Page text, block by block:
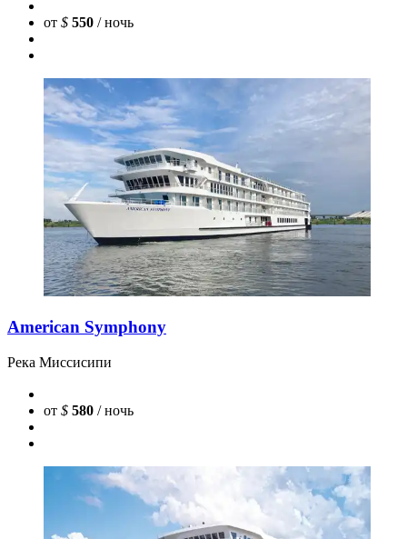
от $ 550 / ночь
American Symphony
Река Миссисипи
от $ 580 / ночь